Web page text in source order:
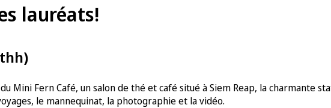
lauréats!
Mini Fern Café, un salon de thé et café situé à Siem Reap, la charmante
le mannequinat, la photographie et la vidéo.